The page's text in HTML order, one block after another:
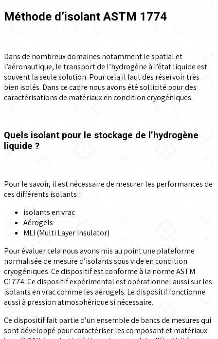
Méthode d’isolant ASTM 1774
Dans de nombreux domaines notamment le spatial et
l’aéronautique, le transport de l’hydrogène à l’état liquide est
souvent la seule solution. Pour cela il faut des réservoir très
bien isolés. Dans ce cadre nous avons été sollicité pour des
caractérisations de matériaux en condition cryogéniques.
Quels isolant pour le stockage de l’hydrogène
liquide ?
Pour le savoir, il est nécessaire de mesurer les performances de
ces différents isolants :
isolants en vrac
Aérogels
MLI (Multi Layer Insulator)
Pour évaluer cela nous avons mis au point une plateforme
normalisée de mesure d’isolants sous vide en condition
cryogéniques. Ce dispositif est conforme à la norme ASTM
C1774. Ce dispositif expérimental est opérationnel aussi sur les
isolants en vrac comme les aérogels. Le dispositif fonctionne
aussi à pression atmosphérique si nécessaire.
Ce dispositif fait partie d’un ensemble de bancs de mesures qui
sont développé pour caractériser les composant et matériaux